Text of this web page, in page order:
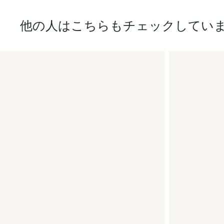
他の人はこちらもチェックしてい